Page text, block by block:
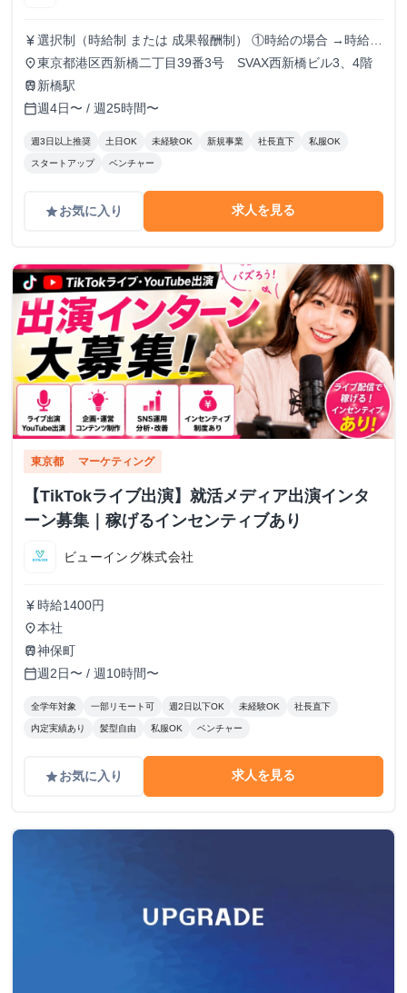
currency_yen 選択制（時給制 または 成果報酬制） ①時給の場合 →時給
1500円でのお支払い ②成果報酬の条件・単価 → 担当案件の
粗利に対する報酬率での支給 ・キャスティング担当：案
place東京都港区西新橋二丁目39番3号 SVAX西新橋ビル3、4階
train 新橋駅
calendar_today週4日〜 / 週25時間〜
週3日以上推奨 土日OK 未経験OK 新規事業 社長直下 私服OK
スタートアップ ベンチャー
gradeお気に入り 求人を見る
東京都 マーケティング
【TikTokライブ出演】就活メディア出演インタ
ーン募集｜稼げるインセンティブあり
ビューイング株式会社
currency_yen 時給1400円
place本社
train神保町
calendar_today週2日〜 / 週10時間〜
全学年対象 一部リモート可 週2日以下OK 未経験OK 社長直下
内定実績あり 髪型自由 私服OK ベンチャー
gradeお気に入り 求人を見る